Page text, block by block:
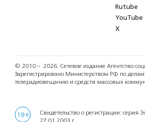
Rutube
YouTube
X
© 2010 – 2026. Сетевое издание Агентство
Зарегистрировано Министерством РФ по делам
телерадиовещанию и средств массовых
18+
Свидетельство о регистрации: серия
27.01.2003 г.